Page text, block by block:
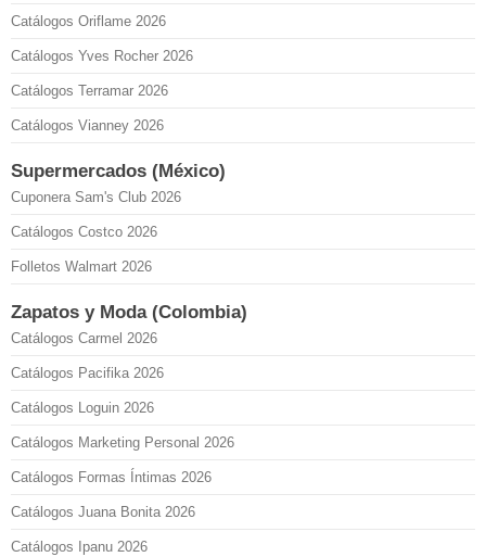
Catálogos Oriflame 2026
Catálogos Yves Rocher 2026
Catálogos Terramar 2026
Catálogos Vianney 2026
Supermercados (México)
Cuponera Sam's Club 2026
Catálogos Costco 2026
Folletos Walmart 2026
Zapatos y Moda (Colombia)
Catálogos Carmel 2026
Catálogos Pacifika 2026
Catálogos Loguin 2026
Catálogos Marketing Personal 2026
Catálogos Formas Íntimas 2026
Catálogos Juana Bonita 2026
Catálogos Ipanu 2026